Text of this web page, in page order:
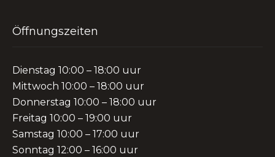
Öffnungszeiten
Dienstag 10:00 – 18:00 uur
Mittwoch 10:00 – 18:00 uur
Donnerstag 10:00 – 18:00 uur
Freitag 10:00 – 19:00 uur
Samstag 10:00 – 17:00 uur
Sonntag 12:00 – 16:00 uur